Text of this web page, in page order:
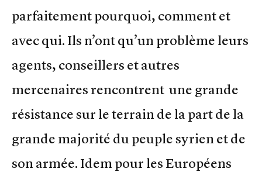
parfaitement pourquoi, comment et
avec qui. Ils n’ont qu’un problème leurs
agents, conseillers et autres
mercenaires rencontrent une grande
résistance sur le terrain de la part de la
grande majorité du peuple syrien et de
son armée. Idem pour les Européens